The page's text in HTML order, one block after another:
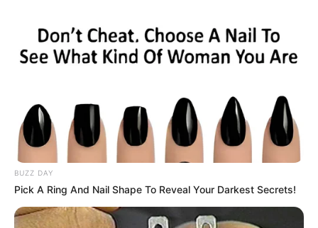
BUZZ DAY
Pick A Ring And Nail Shape To Reveal Your Darkest Secrets!